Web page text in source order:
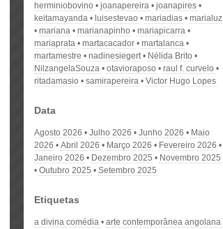
herminiobovino
joanapereira
joanapires
keitamayanda
luisestevao mariadias
marialuz
mariana
marianapinho
mariapicarra
mariaprata
martacacador
martalanca
martamestre
nadinesiegert
Nélida Brito
NilzangelaSouza
otavioraposo
raul f. curvelo
ritadamasio
samirapereira Victor Hugo Lopes
Data
Agosto 2026 Julho 2026 Junho 2026
Maio
2026
Abril 2026 Março 2026
Fevereiro 2026
Janeiro 2026
Dezembro 2025
Novembro 2025
Outubro 2025
Setembro 2025
Etiquetas
a divina comédia
arte contemporânea angolana